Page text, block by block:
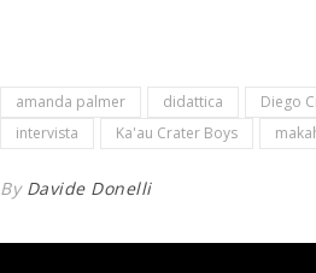
amanda palmer didattica Diego
intervista
Ka'au Crater Boys
By Davide Donelli